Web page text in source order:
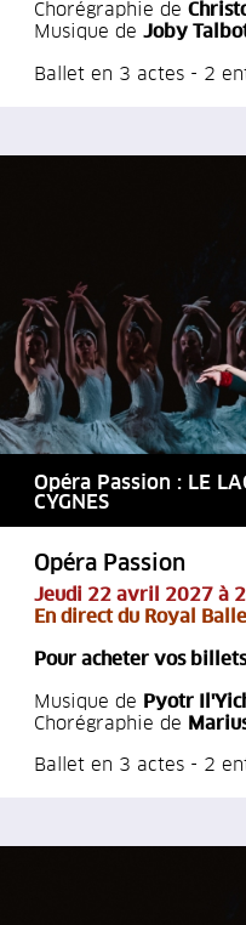
Chorégraphie de
Musique de Joby
Ballet en 3 actes - 2
Opéra Passion : LE
CYGNES
Opéra Passion
Jeudi 22 avril 2027 à
En direct du Royal
Pour acheter vos
Musique de
Pyotr
Chorégraphie de
Ballet en 3 actes - 2